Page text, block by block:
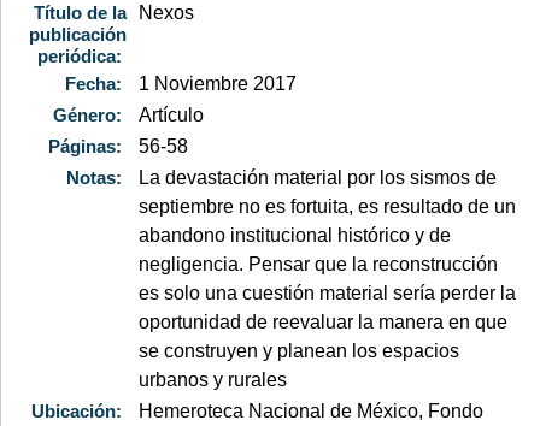
Título de la
publicación
periódica:
Nexos
Fecha:
1 Noviembre 2017
Género:
Artículo
Páginas:
56-58
Notas:
La devastación material por los sismos de
septiembre no es fortuita, es resultado de un
abandono institucional histórico y de
negligencia. Pensar que la reconstrucción
es solo una cuestión material sería perder la
oportunidad de reevaluar la manera en que
se construyen y planean los espacios
urbanos y rurales
Ubicación:
Hemeroteca Nacional de México, Fondo